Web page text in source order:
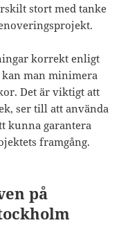
stort med tanke
korrekt enligt
man minimera
Det är viktigt att
ser till att använda
kunna garantera
framgång.
på